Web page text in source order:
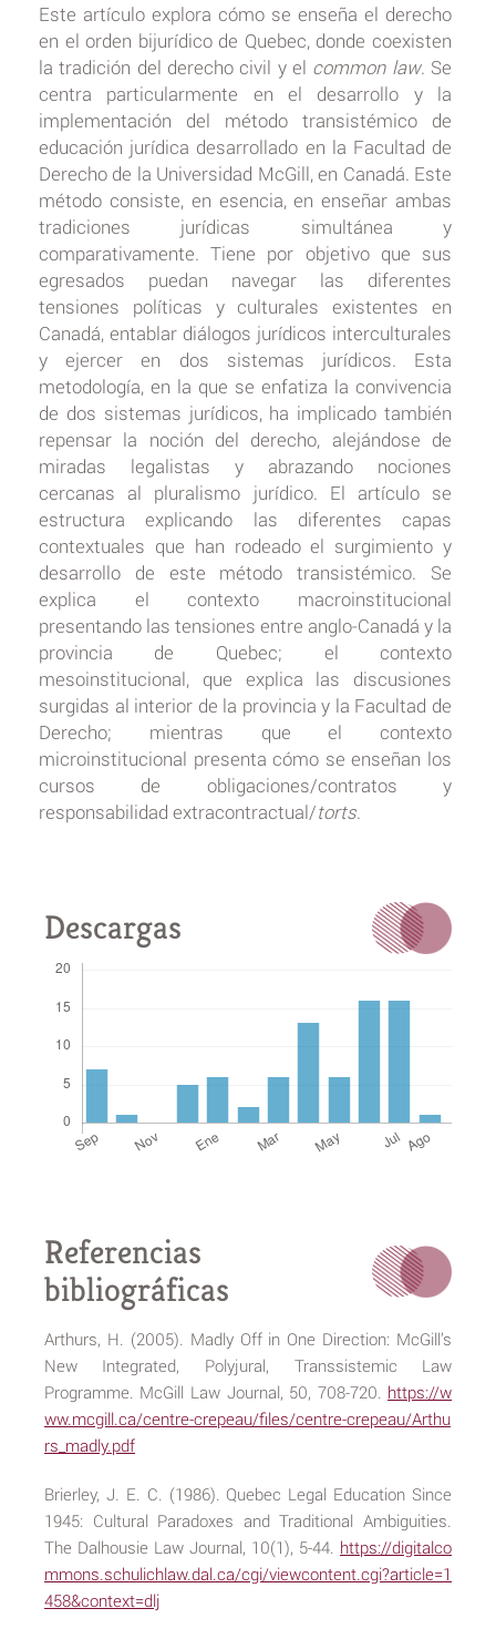
Este artículo explora cómo se enseña el derecho
en el orden bijurídico de Quebec, donde coexisten
la tradición del derecho civil y el common law. Se
centra particularmente en el desarrollo y la
implementación del método transistémico de
educación jurídica desarrollado en la Facultad de
Derecho de la Universidad McGill, en Canadá. Este
método consiste, en esencia, en enseñar ambas
tradiciones jurídicas simultánea y
comparativamente. Tiene por objetivo que sus
egresados puedan navegar las diferentes
tensiones políticas y culturales existentes en
Canadá, entablar diálogos jurídicos interculturales
y ejercer en dos sistemas jurídicos. Esta
metodología, en la que se enfatiza la convivencia
de dos sistemas jurídicos, ha implicado también
repensar la noción del derecho, alejándose de
miradas legalistas y abrazando nociones
cercanas al pluralismo jurídico. El artículo se
estructura explicando las diferentes capas
contextuales que han rodeado el surgimiento y
desarrollo de este método transistémico. Se
explica el contexto macroinstitucional
presentando las tensiones entre anglo-Canadá y la
provincia de Quebec; el contexto
mesoinstitucional, que explica las discusiones
surgidas al interior de la provincia y la Facultad de
Derecho; mientras que el contexto
microinstitucional presenta cómo se enseñan los
cursos de obligaciones/contratos y
responsabilidad extracontractual/torts.
Descargas
Referencias
bibliográficas
Arthurs, H. (2005). Madly Off in One Direction: McGill’s
New Integrated, Polyjural, Transsistemic Law
Programme. McGill Law Journal, 50, 708-720. https://w
ww.mcgill.ca/centre-crepeau/files/centre-crepeau/Arthu
rs_madly.pdf
Brierley, J. E. C. (1986). Quebec Legal Education Since
1945: Cultural Paradoxes and Traditional Ambiguities.
The Dalhousie Law Journal, 10(1), 5-44. https://digitalco
mmons.schulichlaw.dal.ca/cgi/viewcontent.cgi?article=1
458&context=dlj